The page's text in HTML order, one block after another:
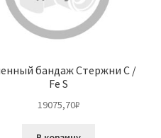
бандаж Стержни C /
Fe S
19075,70₽